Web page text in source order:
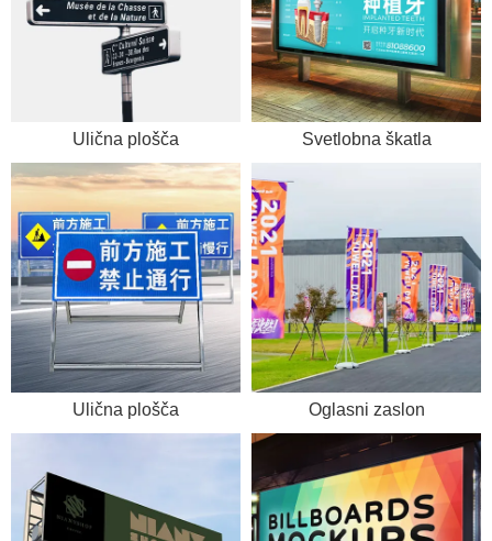
Ulična plošča Svetlobna škatla
Ulična plošča Oglasni zaslon